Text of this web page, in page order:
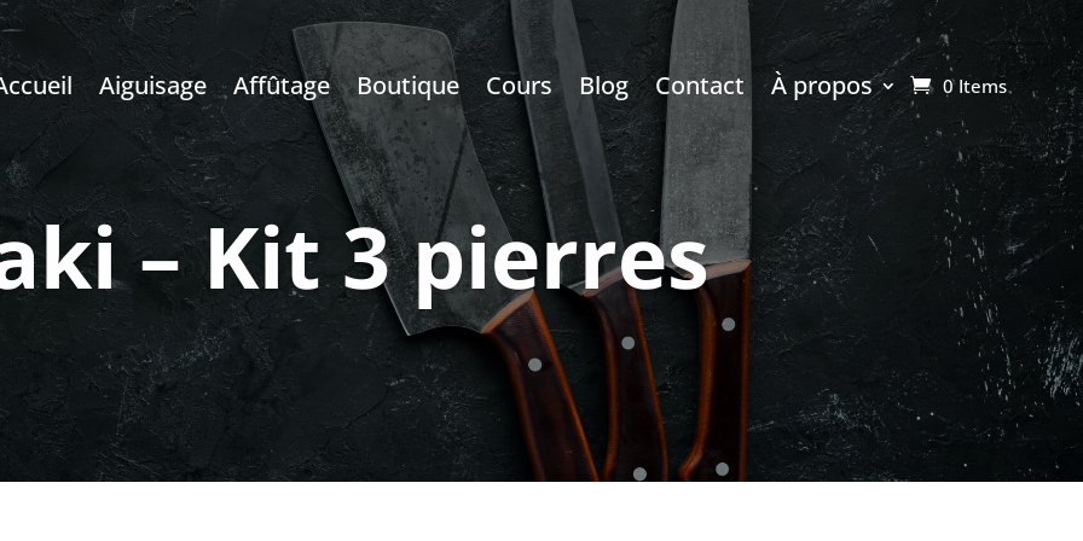
Aiguisage Affûtage Boutique Cours Blog Contact À propos 0 Items
– Kit 3 pierres